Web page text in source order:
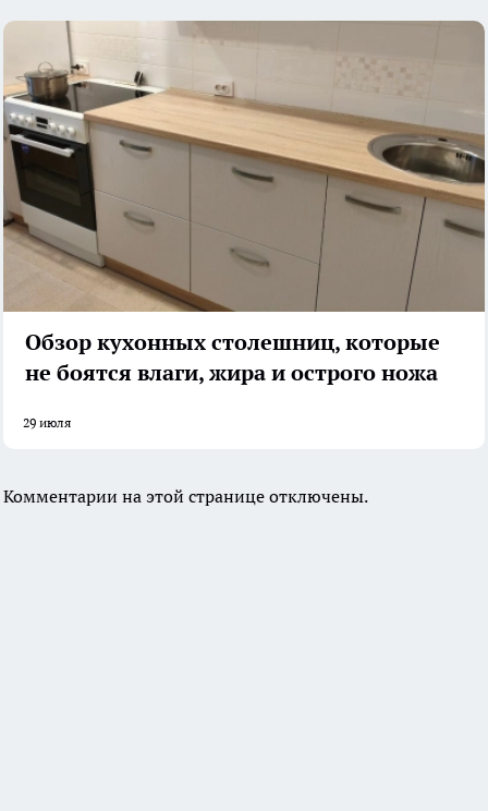
Обзор кухонных столешниц, которые
не боятся влаги, жира и острого ножа
29 июля
Комментарии на этой странице отключены.